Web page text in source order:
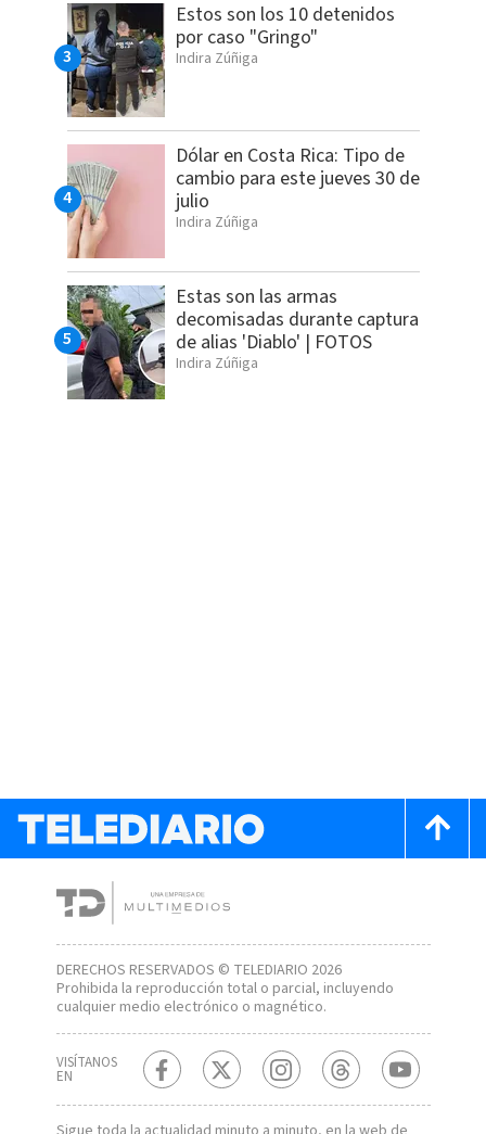
Estos son los 10 detenidos
por caso "Gringo"
Indira Zúñiga
Dólar en Costa Rica: Tipo de
cambio para este jueves 30 de
julio
Indira Zúñiga
Estas son las armas
decomisadas durante captura
de alias 'Diablo' | FOTOS
Indira Zúñiga
DERECHOS RESERVADOS © TELEDIARIO 2026
Prohibida la reproducción total o parcial, incluyendo
cualquier medio electrónico o magnético.
VISÍTANOS
EN